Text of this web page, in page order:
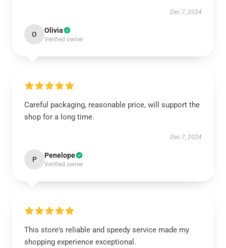
Dec 7, 2024
O Olivia
Verified owner
Careful packaging, reasonable price, will support the
shop for a long time.
Dec 7, 2024
P Penelope
Verified owner
This store's reliable and speedy service made my
shopping experience exceptional.